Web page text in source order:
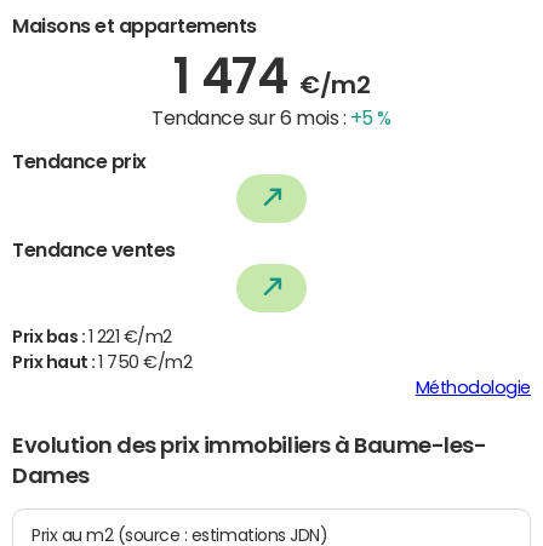
Maisons et appartements
1 474 €/m2
Tendance sur 6 mois : +5 %
Tendance prix
Tendance ventes
Prix bas :
1 221 €/m2
Prix haut :
1 750 €/m2
Méthodologie
Evolution des prix immobiliers à Baume-les-
Dames
Prix au m2 (source : estimations JDN)